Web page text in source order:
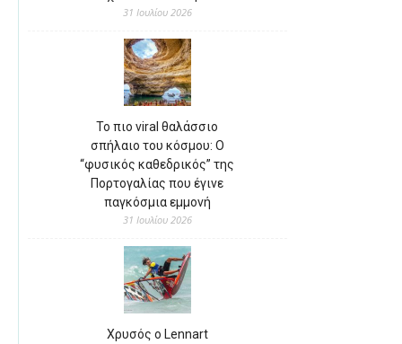
31 Ιουλίου 2026
Το πιο viral θαλάσσιο
σπήλαιο του κόσμου: Ο
“φυσικός καθεδρικός” της
Πορτογαλίας που έγινε
παγκόσμια εμμονή
31 Ιουλίου 2026
Χρυσός ο Lennart